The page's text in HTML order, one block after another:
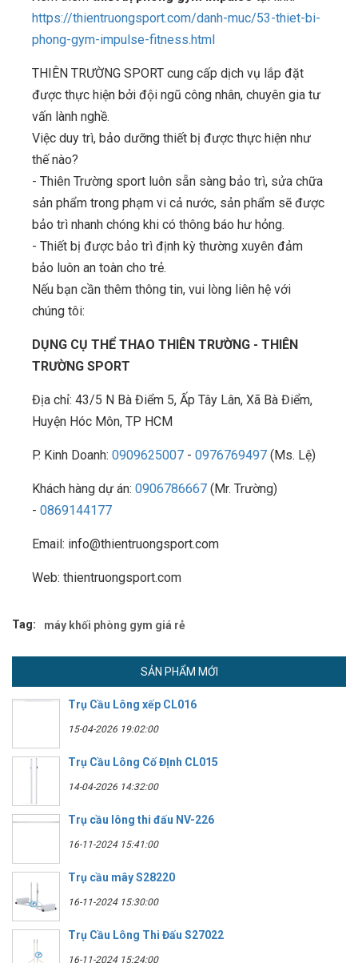
https://thientruongsport.com/danh-muc/53-thiet-bi-
phong-gym-impulse-fitness.html
THIÊN TRƯỜNG SPORT cung cấp dịch vụ lắp đặt
được thực hiện bởi đội ngũ công nhân, chuyên gia tư
vấn lành nghề.
Việc duy trì, bảo dưỡng thiết bị được thực hiện như
thế nào?
- Thiên Trường sport luôn sẵn sàng bảo trì, sửa chữa
sản phẩm trong phạm vi cả nước, sản phẩm sẽ được
bảo trì nhanh chóng khi có thông báo hư hỏng.
- Thiết bị được bảo trì định kỳ thường xuyên đảm
bảo luôn an toàn cho trẻ.
Nếu bạn cần thêm thông tin, vui lòng liên hệ với
chúng tôi:
DỤNG CỤ THỂ THAO THIÊN TRƯỜNG - THIÊN
TRƯỜNG SPORT
Địa chỉ: 43/5 N Bà Điểm 5, Ấp Tây Lân, Xã Bà Điểm,
Huyện Hóc Môn, TP HCM
P. Kinh Doanh: 0909625007 - 0976769497 (Ms. Lệ)
Khách hàng dự án: 0906786667 (Mr. Trường)
- 0869144177
Email: info@thientruongsport.com
Web: thientruongsport.com
Tag: máy khối phòng gym giá rẻ
SẢN PHẨM MỚI
Trụ Cầu Lông xếp CL016
15-04-2026 19:02:00
Trụ Cầu Lông Cố ĐỊnh CL015
14-04-2026 14:32:00
Trụ cầu lông thi đấu NV-226
16-11-2024 15:41:00
Trụ cầu mây S28220
16-11-2024 15:30:00
Trụ Cầu Lông Thi Đấu S27022
16-11-2024 15:24:00